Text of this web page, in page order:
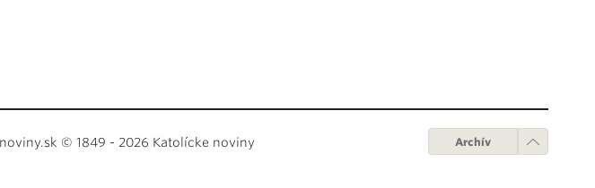
© 1849 - 2026 Katolícke noviny Archív